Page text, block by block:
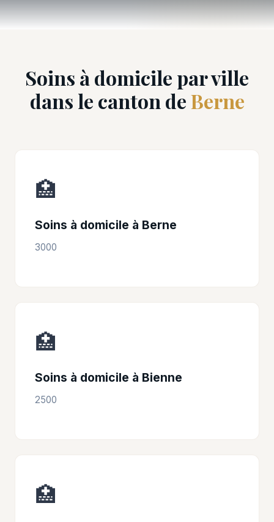
Soins à domicile par ville
dans le canton deBerne
🏥
Soins à domicile à Berne
3000
🏥
Soins à domicile à Bienne
2500
🏥